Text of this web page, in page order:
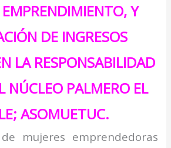
Y
DE INGRESOS
LA RESPONSABILIDAD
NÚCLEO PALMERO EL
ASOMUETUC.
mujeres emprendedoras